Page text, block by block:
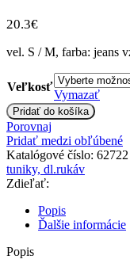
20.3€
vel. S / M, farba: jeans
Veľkosť
Vymazať
množstvo
Be
MaaMaa
Tehotenské
štýlové
tričko,
JEANS
Pridať do košíka
Porovnaj
Pridať medzi obľúbené
Katalógové číslo: 62722
tuniky, dl.rukáv
Zdieľať:
Popis
Ďalšie informácie
Popis